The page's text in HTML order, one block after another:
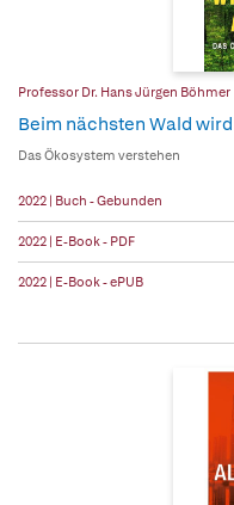
Professor Dr. Hans Jürgen Böhmer
Beim nächsten Wald
Das Ökosystem verstehen
2022 | Buch - Gebunden
2022 | E-Book - PDF
2022 | E-Book - ePUB